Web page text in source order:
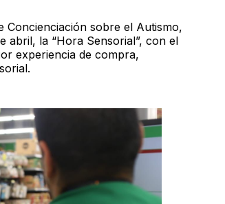
Concienciación sobre el Autismo,
abril, la “Hora Sensorial”, con el
experiencia de compra,